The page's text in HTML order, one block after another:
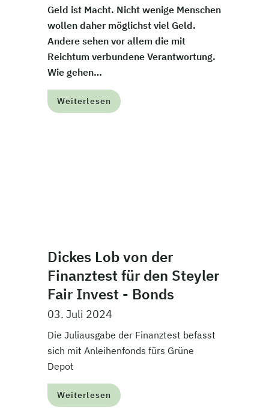
Geld ist Macht. Nicht wenige Menschen
wollen daher möglichst viel Geld.
Andere sehen vor allem die mit
Reichtum verbundene Verantwortung.
Wie gehen…
Weiterlesen
Dickes Lob von der
Finanztest für den Steyler
Fair Invest - Bonds
03. Juli 2024
Die Juliausgabe der Finanztest befasst
sich mit Anleihenfonds fürs Grüne
Depot
Weiterlesen